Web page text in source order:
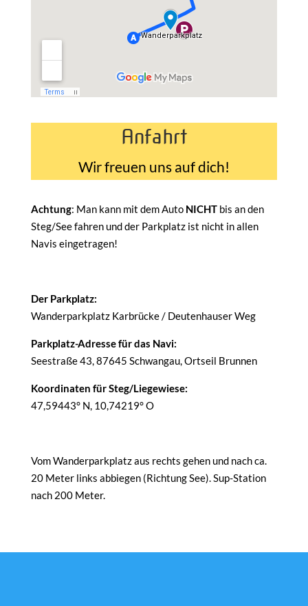
Anfahrt
Wir freuen uns auf dich!
Achtung: Man kann mit dem Auto NICHT bis an den
Steg/See fahren und der Parkplatz ist nicht in allen
Navis eingetragen!
Der Parkplatz:
Wanderparkplatz Karbrücke / Deutenhauser Weg
Parkplatz-Adresse für das Navi:
Seestraße 43, 87645 Schwangau, Ortseil Brunnen
Koordinaten für Steg/Liegewiese:
47,59443° N, 10,74219° O
Vom Wanderparkplatz aus rechts gehen und nach ca.
20 Meter links abbiegen (Richtung See). Sup-Station
nach 200 Meter.